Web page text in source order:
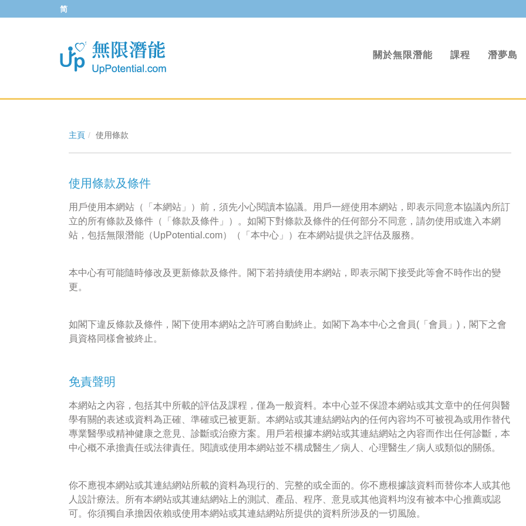
關於無限潛能 課程 潛夢島
简
主頁 使用條款
使用條款及條件
用戶使用本網站（「本網站」）前，須先小心閱讀本協議。用戶一經使用本網站，即表示同意本協議內所訂
立的所有條款及條件（「條款及條件」）。如閣下對條款及條件的任何部分不同意，請勿使用或進入本網
站，包括無限潛能（UpPotential.com）（「本中心」）在本網站提供之評估及服務。
本中心有可能隨時修改及更新條款及條件。閣下若持續使用本網站，即表示閣下接受此等會不時作出的變
更。
如閣下違反條款及條件，閣下使用本網站之許可將自動終止。如閣下為本中心之會員(「會員」)，閣下之會
員資格同樣會被終止。
免責聲明
本網站之內容，包括其中所載的評估及課程，僅為一般資料。本中心並不保證本網站或其文章中的任何與醫
學有關的表述或資料為正確、準確或已被更新。本網站或其連結網站內的任何內容均不可被視為或用作替代
專業醫學或精神健康之意見、診斷或治療方案。用戶若根據本網站或其連結網站之內容而作出任何診斷，本
中心概不承擔責任或法律責任。閱讀或使用本網站並不構成醫生／病人、心理醫生／病人或類似的關係。
你不應視本網站或其連結網站所載的資料為現行的、完整的或全面的。你不應根據該資料而替你本人或其他
人設計療法。所有本網站或其連結網站上的測試、產品、程序、意見或其他資料均沒有被本中心推薦或認
可。你須獨自承擔因依賴或使用本網站或其連結網站所提供的資料所涉及的一切風險。